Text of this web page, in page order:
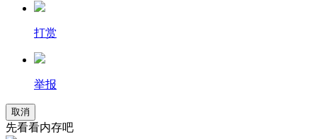
打赏
举报
取消
先看看内存吧